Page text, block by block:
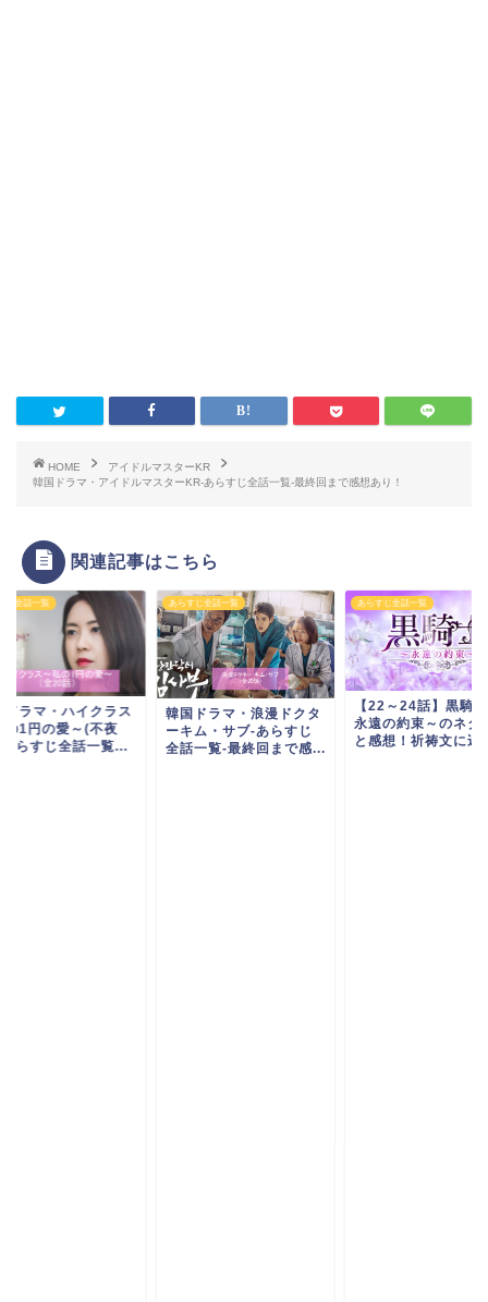
HOME
アイドルマスターKR
韓国ドラマ・アイドルマスターKR-あらすじ全話一覧-最終回まで感想あり！
関連記事はこちら
じ全話一覧
ドラマ・ハイクラス
の1円の愛～(不夜
らすじ全話一覧...
あらすじ全話一覧
韓国ドラマ・浪漫ドクタ
ーキム・サブ-あらすじ
全話一覧-最終回まで感...
あらすじ全話一覧
【22～24話】黒騎
永遠の約束～のネタ
と感想！祈祷文に込